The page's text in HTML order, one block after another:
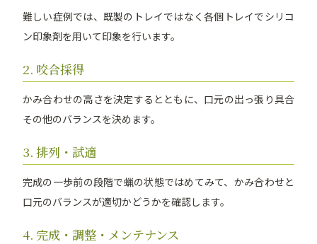
難しい症例では、既製のトレイではなく各個トレイでシリコ
ン印象剤を用いて印象を行います。
2. 咬合採得
かみ合わせの高さを決定するとともに、口元の出っ張り具合
その他のバランスを決めます。
3. 排列・試適
完成の一歩前の段階で蝋の状態ではめてみて、かみ合わせと
口元のバランスが適切かどうかを確認します。
4. 完成・調整・メンテナンス